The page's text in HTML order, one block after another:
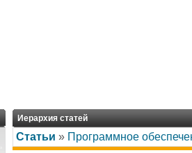
Иерархия статей
Статьи » Программное